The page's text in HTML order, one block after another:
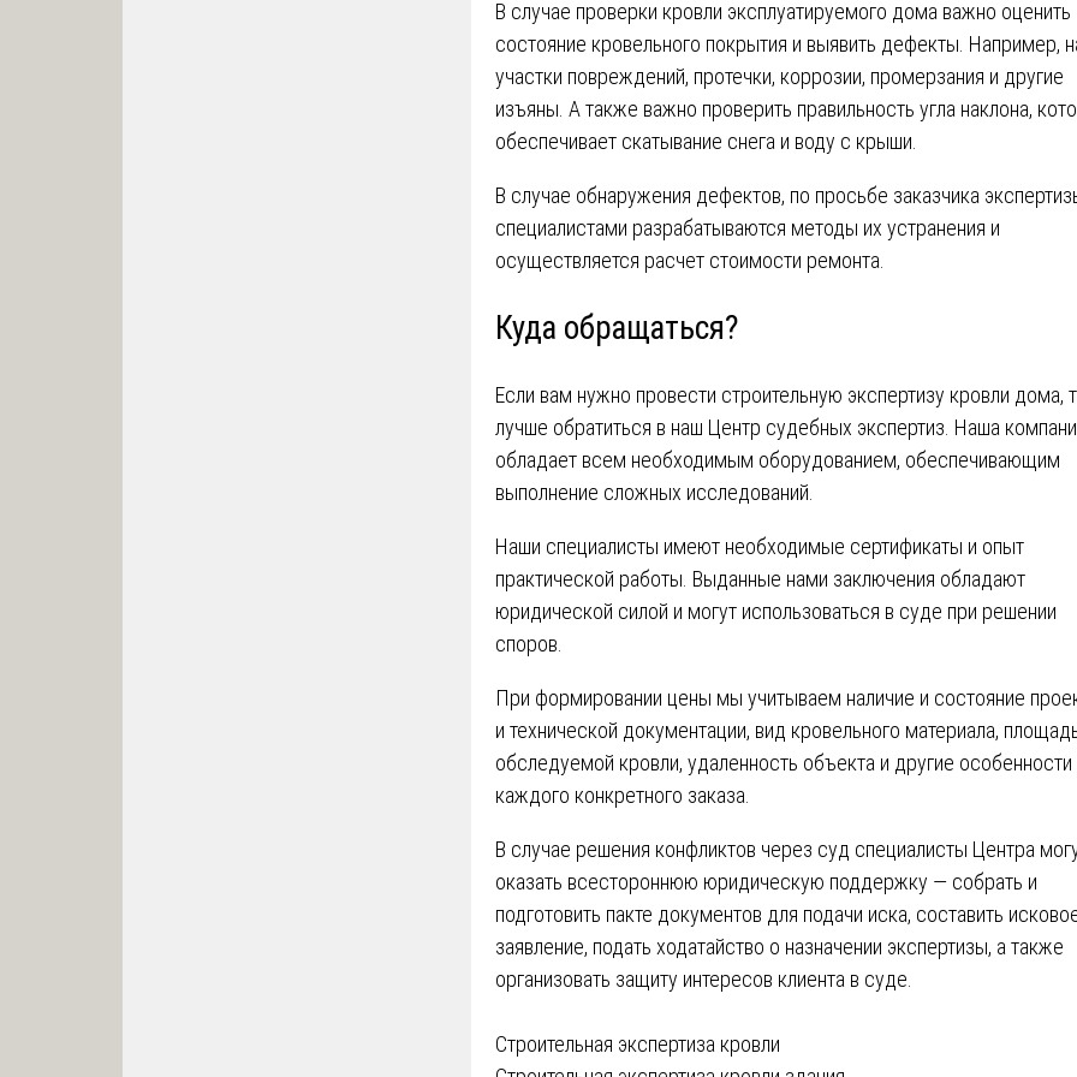
В случае проверки кровли эксплуатируемого дома важно оценить
состояние кровельного покрытия и выявить дефекты. Например,
участки повреждений, протечки, коррозии, промерзания и другие
изъяны. А также важно проверить правильность угла наклона,
обеспечивает скатывание снега и воду с крыши.
В случае обнаружения дефектов, по просьбе заказчика
специалистами разрабатываются методы их устранения и
осуществляется расчет стоимости ремонта.
Куда обращаться?
Если вам нужно провести строительную экспертизу кровли дома,
лучше обратиться в наш Центр судебных экспертиз. Наша
обладает всем необходимым оборудованием, обеспечивающим
выполнение сложных исследований.
Наши специалисты имеют необходимые сертификаты и опыт
практической работы. Выданные нами заключения обладают
юридической силой и могут использоваться в суде при решении
споров.
При формировании цены мы учитываем наличие и состояние
и технической документации, вид кровельного материала,
обследуемой кровли, удаленность объекта и другие особенности
каждого конкретного заказа.
В случае решения конфликтов через суд специалисты Центра
оказать всестороннюю юридическую поддержку — собрать и
подготовить пакте документов для подачи иска, составить
заявление, подать ходатайство о назначении экспертизы, а также
организовать защиту интересов клиента в суде.
Навигация
Строительная экспертиза кровли